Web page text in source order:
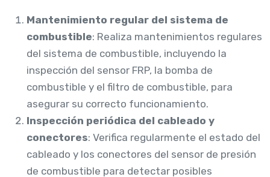
Mantenimiento regular del sistema de
combustible: Realiza mantenimientos regulares
del sistema de combustible, incluyendo la
inspección del sensor FRP, la bomba de
combustible y el filtro de combustible, para
asegurar su correcto funcionamiento.
Inspección periódica del cableado y
conectores: Verifica regularmente el estado del
cableado y los conectores del sensor de presión
de combustible para detectar posibles